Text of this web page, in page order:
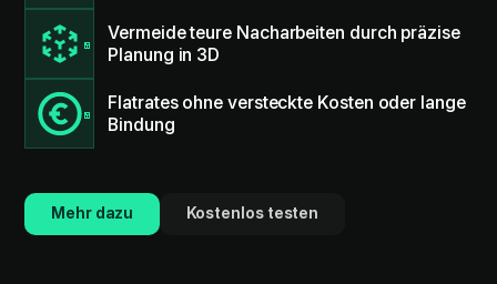
Vermeide teure Nacharbeiten durch präzise
Planung in 3D
Flatrates ohne versteckte Kosten oder lange
Bindung
Mehr dazu Kostenlos testen